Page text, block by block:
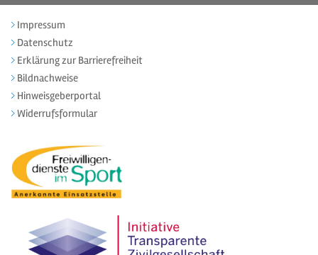
Impressum
Datenschutz
Erklärung zur Barrierefreiheit
Bildnachweise
Hinweisgeberportal
Widerrufsformular